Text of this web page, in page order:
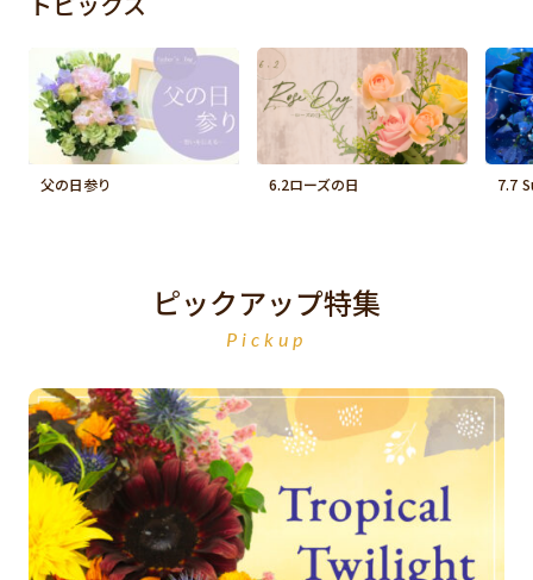
父の日参り 6.2ローズの日 7.7
ピックアップ特集
Pickup